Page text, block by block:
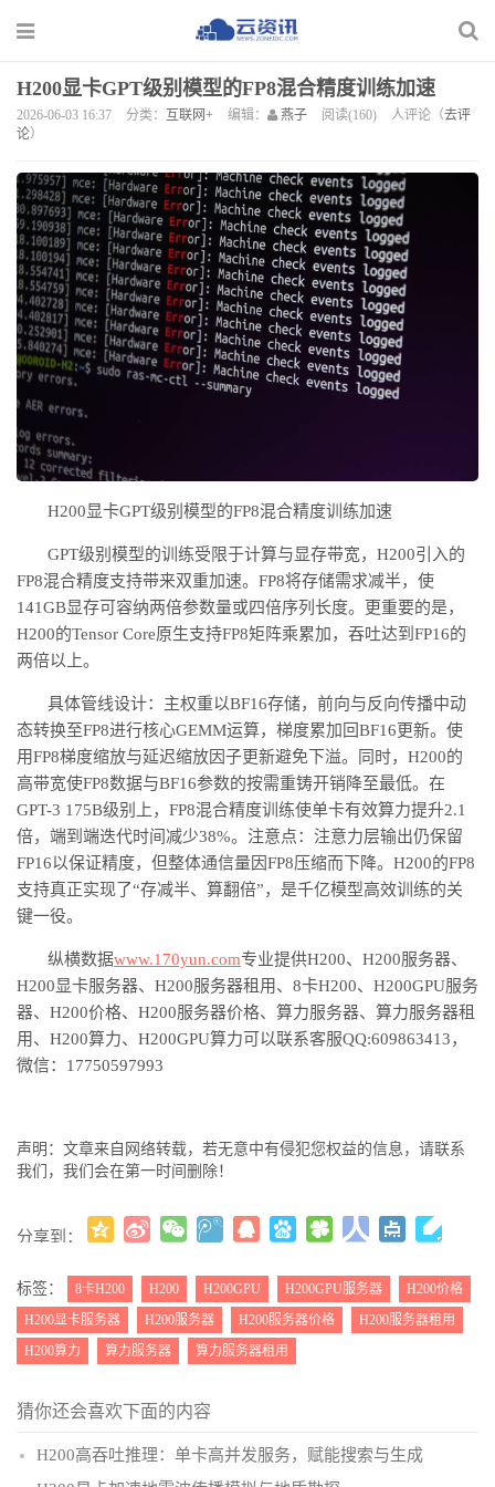
H200显卡GPT级别模型的FP8混合精度训练加速
2026-06-03 16:37 分类： 互联网+ 编辑： 燕子 阅读(160) 人评论（去评
论）
H200显卡GPT级别模型的FP8混合精度训练加速
GPT级别模型的训练受限于计算与显存带宽，H200引入的
FP8混合精度支持带来双重加速。FP8将存储需求减半，使
141GB显存可容纳两倍参数量或四倍序列长度。更重要的是，
H200的Tensor Core原生支持FP8矩阵乘累加，吞吐达到FP16的
两倍以上。
具体管线设计：主权重以BF16存储，前向与反向传播中动
态转换至FP8进行核心GEMM运算，梯度累加回BF16更新。使
用FP8梯度缩放与延迟缩放因子更新避免下溢。同时，H200的
高带宽使FP8数据与BF16参数的按需重铸开销降至最低。在
GPT-3 175B级别上，FP8混合精度训练使单卡有效算力提升2.1
倍，端到端迭代时间减少38%。注意点：注意力层输出仍保留
FP16以保证精度，但整体通信量因FP8压缩而下降。H200的FP8
支持真正实现了“存减半、算翻倍”，是千亿模型高效训练的关
键一役。
纵横数据www.170yun.com专业提供H200、H200服务器、
H200显卡服务器、H200服务器租用、8卡H200、H200GPU服务
器、H200价格、H200服务器价格、算力服务器、算力服务器租
用、H200算力、H200GPU算力可以联系客服QQ:609863413，
微信：17750597993
声明：文章来自网络转载，若无意中有侵犯您权益的信息，请联系
我们，我们会在第一时间删除！
分享到：
( )
标签： 8卡H200 H200 H200GPU H200GPU服务器
H200价格
H200显卡服务器
H200服务器 H200服务器价格
H200服务器租用
H200算力
算力服务器 算力服务器租用
猜你还会喜欢下面的内容
H200高吞吐推理：单卡高并发服务，赋能搜索与生成